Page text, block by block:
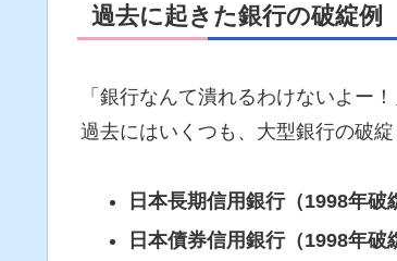
過去に起きた銀行の破綻例
「銀行なんて潰れるわけないよー
過去にはいくつも、大型銀行の破綻
日本長期信用銀行（1998年破
日本債券信用銀行（1998年破